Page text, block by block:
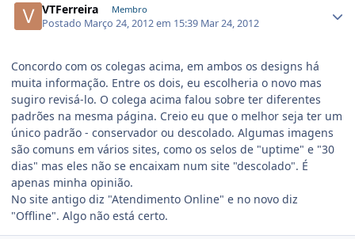
VTFerreira Membro
Postado Março 24, 2012 em 15:39 Mar 24, 2012
Concordo com os colegas acima, em ambos os designs há
muita informação. Entre os dois, eu escolheria o novo mas
sugiro revisá-lo. O colega acima falou sobre ter diferentes
padrões na mesma página. Creio eu que o melhor seja ter um
único padrão - conservador ou descolado. Algumas imagens
são comuns em vários sites, como os selos de "uptime" e "30
dias" mas eles não se encaixam num site "descolado". É
apenas minha opinião.
No site antigo diz "Atendimento Online" e no novo diz
"Offline". Algo não está certo.